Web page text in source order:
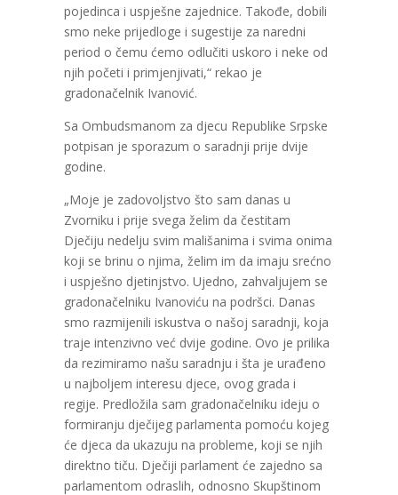
pojedinca i uspješne zajednice. Takođe, dobili
smo neke prijedloge i sugestije za naredni
period o čemu ćemo odlučiti uskoro i neke od
njih početi i primjenjivati,“ rekao je
gradonačelnik Ivanović.
Sa Ombudsmanom za djecu Republike Srpske
potpisan je sporazum o saradnji prije dvije
godine.
„Moje je zadovoljstvo što sam danas u
Zvorniku i prije svega želim da čestitam
Dječiju nedelju svim mališanima i svima onima
koji se brinu o njima, želim im da imaju srećno
i uspješno djetinjstvo. Ujedno, zahvaljujem se
gradonačelniku Ivanoviću na podršci. Danas
smo razmijenili iskustva o našoj saradnji, koja
traje intenzivno već dvije godine. Ovo je prilika
da rezimiramo našu saradnju i šta je urađeno
u najboljem interesu djece, ovog grada i
regije. Predložila sam gradonačelniku ideju o
formiranju dječijeg parlamenta pomoću kojeg
će djeca da ukazuju na probleme, koji se njih
direktno tiču. Dječiji parlament će zajedno sa
parlamentom odraslih, odnosno Skupštinom